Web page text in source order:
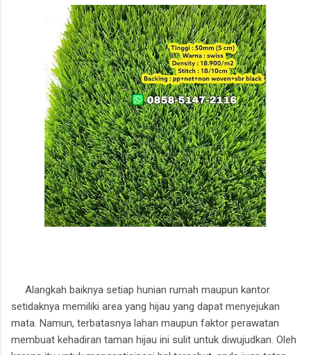
Alangkah baiknya setiap hunian rumah maupun kantor
setidaknya memiliki area yang hijau yang dapat menyejukan
mata. Namun, terbatasnya lahan maupun faktor perawatan
membuat kehadiran taman hijau ini sulit untuk diwujudkan. Oleh